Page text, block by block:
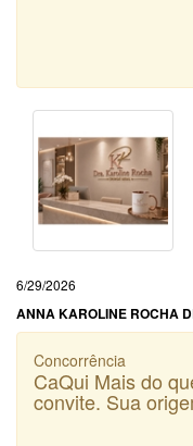
6/29/2026
ANNA KAROLINE ROCHA
Concorrência
CaQui Mais do
convite. Sua